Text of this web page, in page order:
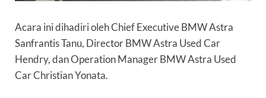
Acara ini dihadiri oleh Chief Executive BMW Astra
Sanfrantis Tanu, Director BMW Astra Used Car
Hendry, dan Operation Manager BMW Astra Used
Car Christian Yonata.